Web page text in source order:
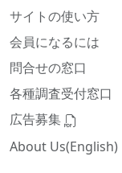
サイトの使い方
会員になるには
問合せの窓口
各種調査受付窓口
広告募集
About Us(English)